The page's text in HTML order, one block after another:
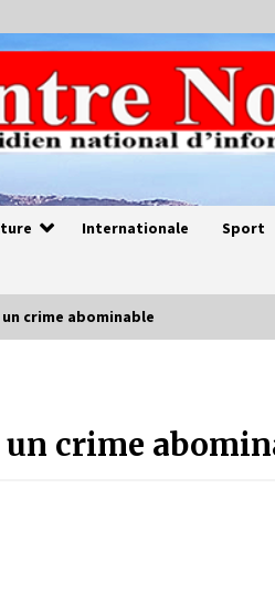
Internationale Sport
crime abominable
un crime